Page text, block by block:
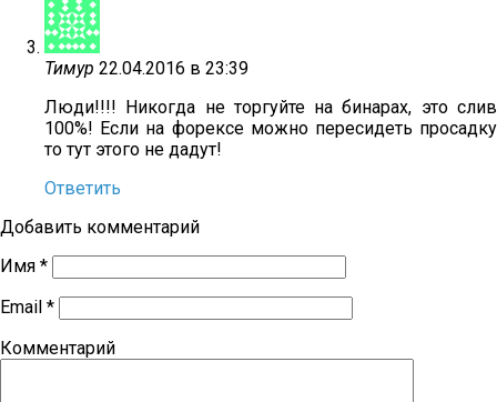
Тимур 22.04.2016 в 23:39
Люди!!!! Никогда не торгуйте на бинарах, это слив
100%! Если на форексе можно пересидеть просадку
то тут этого не дадут!
Ответить
Добавить комментарий
Имя *
Email *
Комментарий